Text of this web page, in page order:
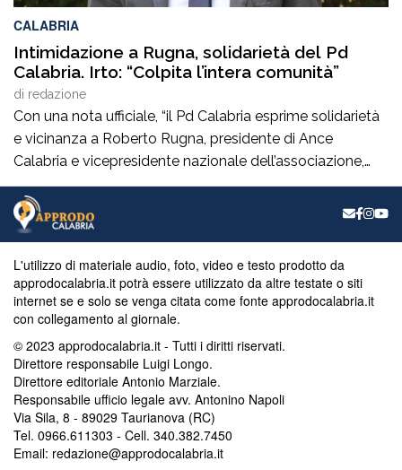
CALABRIA
Intimidazione a Rugna, solidarietà del Pd
Calabria. Irto: “Colpita l’intera comunità”
di redazione
Con una nota ufficiale, “il Pd Calabria esprime solidarietà
e vicinanza a Roberto Rugna, presidente di Ance
Calabria e vicepresidente nazionale dell’associazione,
per il grave episodio che ha colpito il cantiere della sua
azienda a Schiavonea (Cs), dove sono stati
pesantemente danneggiati alcuni mezzi meccanici”. Il
condanna […]
L'utilizzo di materiale audio, foto, video e testo prodotto da
approdocalabria.it potrà essere utilizzato da altre testate o siti
internet se e solo se venga citata come fonte approdocalabria.it
con collegamento al giornale.
© 2023 approdocalabria.it - Tutti i diritti riservati.
Direttore responsabile Luigi Longo.
Direttore editoriale Antonio Marziale.
Responsabile ufficio legale avv. Antonino Napoli
Via Sila, 8 - 89029 Taurianova (RC)
Tel. 0966.611303 - Cell. 340.382.7450
Email: redazione@approdocalabria.it